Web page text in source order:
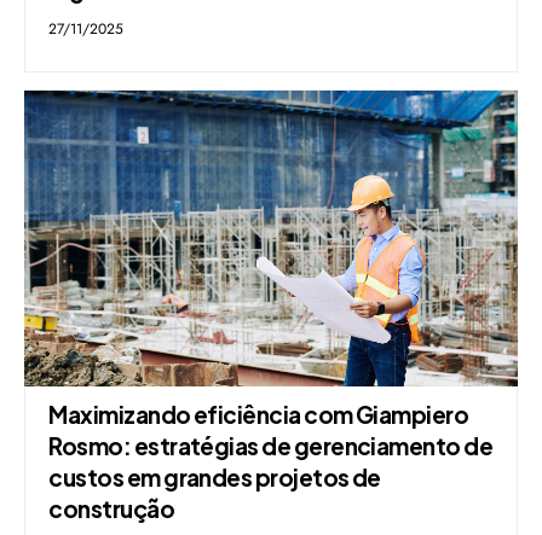
27/11/2025
Maximizando eficiência com Giampiero
Rosmo: estratégias de gerenciamento de
custos em grandes projetos de
construção